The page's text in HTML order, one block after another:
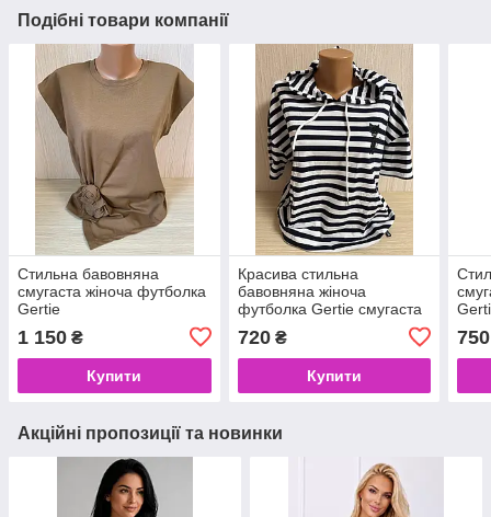
Подібні товари компанії
Стильна бавовняна
смугаста жіноча футболка
Gertie
1 150 ₴
Купити
Красива стильна
бавовняна жіноча
футболка Gertie смугаста
з капюшоном, Розміри 50-
56
720₴
Купити
750
Акційні пропозиції та новинки